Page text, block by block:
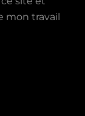
mon travail